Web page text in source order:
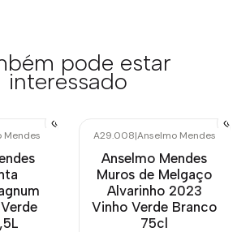
pode estar
interessado
Mendes A29.008|Anselmo Mendes
Anselmo Mendes
Muros de Melgaço
Alvarinho 2023
Vinho Verde Branco
75cl